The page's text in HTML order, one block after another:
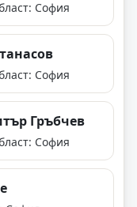
София
София
Гръбчев
София